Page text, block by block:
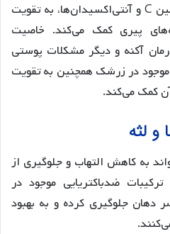
آب زرشک به دلیل وجود ویتامین C و آنتی‌اکسیدان‌ها، به تقویت
پیری کمک می‌کند. خاصیت
آکنه و دیگر مشکلات پوستی
موجود در زرشک همچنین به تقویت
کمک می‌کند.
و لثه
به کاهش التهاب و جلوگیری از
ضدباکتریایی موجود در
جلوگیری کرده و به بهبود